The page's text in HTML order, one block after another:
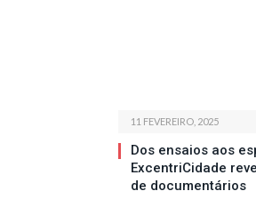
11 FEVEREIRO, 2025
Dos ensaios aos
ExcentriCidade
de documentários